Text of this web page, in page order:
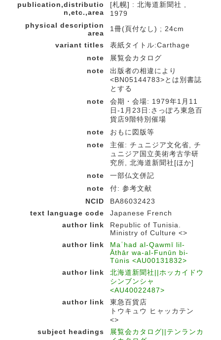
publication,distributio
n,etc.,area
[札幌] : 北海道新聞社 ,
1979
physical description
area
1冊(頁付なし) ; 24cm
variant titles
表紙タイトル:Carthage
note
展覧会カタログ
note
出版者の相違により
<BN05144783>とは別書誌
とする
note
会期・会場: 1979年1月11
日-1月23日:さっぽろ東急百
貨店9階特別催場
note
おもに図版等
note
主催: チュニジア文化省, チ
ュニジア国立美術考古学研
究所, 北海道新聞社[ほか]
note
一部仏文併記
note
付: 参考文献
NCID
BA86032423
text language code
Japanese French
author link
Republic of Tunisia.
Ministry of Culture <>
author link
Maʿhad al-Qawmī lil-
Āthār wa-al-Funūn bi-
Tūnis <AU00131832>
author link
北海道新聞社||ホッカイドウ
シンブンシャ
<AU40022487>
author link
東急百貨店
トウキュウ ヒャッカテン
<>
subject headings
展覧会カタログ||テンランカ